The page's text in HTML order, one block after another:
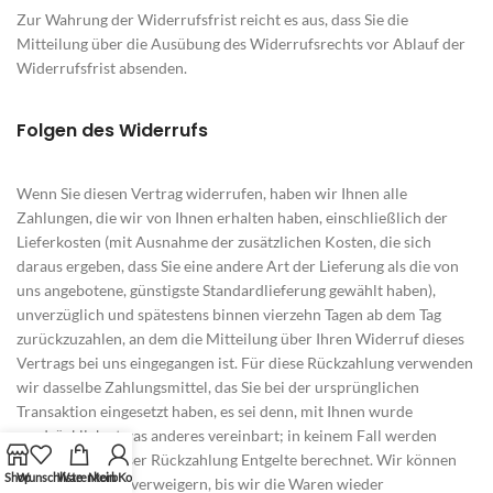
Zur Wahrung der Widerrufsfrist reicht es aus, dass Sie die
Mitteilung über die Ausübung des Widerrufsrechts vor Ablauf der
Widerrufsfrist absenden.
Folgen des Widerrufs
Wenn Sie diesen Vertrag widerrufen, haben wir Ihnen alle
Zahlungen, die wir von Ihnen erhalten haben, einschließlich der
Lieferkosten (mit Ausnahme der zusätzlichen Kosten, die sich
daraus ergeben, dass Sie eine andere Art der Lieferung als die von
uns angebotene, günstigste Standardlieferung gewählt haben),
unverzüglich und spätestens binnen vierzehn Tagen ab dem Tag
zurückzuzahlen, an dem die Mitteilung über Ihren Widerruf dieses
Vertrags bei uns eingegangen ist. Für diese Rückzahlung verwenden
wir dasselbe Zahlungsmittel, das Sie bei der ursprünglichen
Transaktion eingesetzt haben, es sei denn, mit Ihnen wurde
ausdrücklich etwas anderes vereinbart; in keinem Fall werden
Ihnen wegen dieser Rückzahlung Entgelte berechnet. Wir können
die Rückzahlung verweigern, bis wir die Waren wieder
ShopWunschlisteWarenkorb
Mein Konto